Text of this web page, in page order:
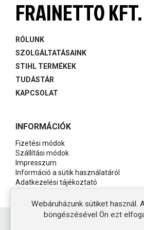
FRAINETTO KFT.
RÓLUNK
SZOLGÁLTATÁSAINK
STIHL TERMÉKEK
TUDÁSTÁR
KAPCSOLAT
INFORMÁCIÓK
Fizetési módok
Szállítási módok
Impresszum
Információ a sütik használatáról
Adatkezelési tájékoztató
Copyright © 2021 Stihl Tarján -
Webáruházunk sütiket használ.
böngészésével Ön ezt